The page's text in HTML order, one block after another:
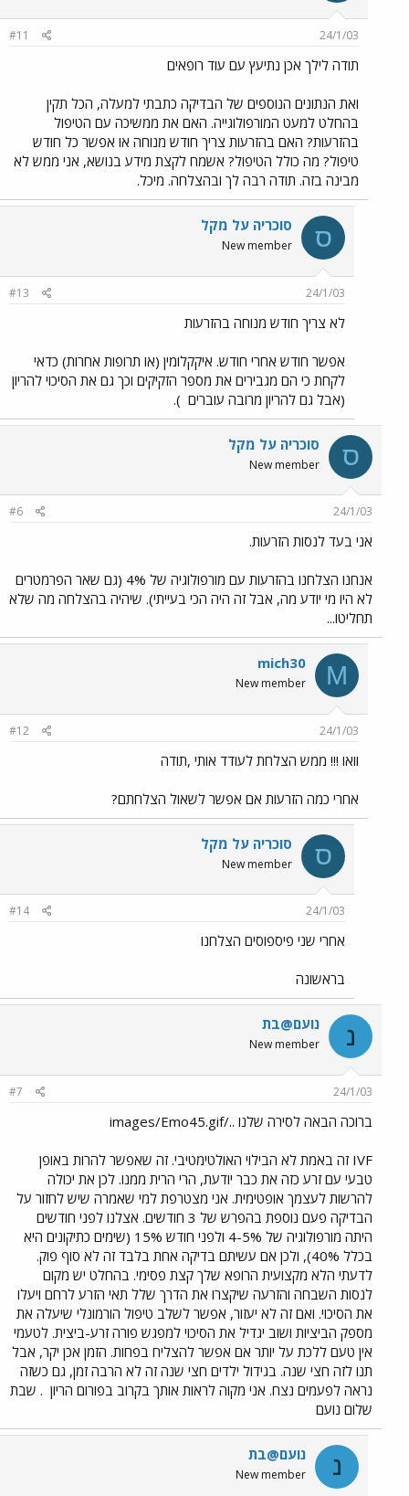
24/1/03
#11
תודה לילך אכן נתיעץ עם עוד רופאים
ואת הנתונים הנוספים של הבדיקה כתבתי למעלה, הכל תקין
בהחלט למעט המורפולוגייה. האם את ממשיכה עם הטיפול
בהזרעות? האם בהזרעות צריך חודש מנוחה או אפשר כל חודש
טיפול? מה כולל הטיפול? אשמח לקצת מידע בנושא, אני ממש לא
מבינה בזה. תודה רבה לך ובהצלחה. מיכל.
ס סוכריה על מקל
New member
24/1/03
#13
לא צריך חודש מנוחה בהזרעות
אפשר חודש אחרי חודש. איקקלומין (או תרופות אחרות) כדאי
לקחת כי הם מגבירים את מספר הזקיקים וכך גם את הסיכוי להריון
(אבל גם להריון מרובה עוברים ).
ס סוכריה על מקל
New member
24/1/03
#6
אני בעד לנסות הזרעות.
אנחנו הצלחנו בהזרעות עם מורפולוגיה של 4% (גם שאר הפרמטרים
לא היו מי יודע מה, אבל זה היה הכי בעייתי). שיהיה בהצלחה מה שלא
תחליטו...
M
mich30
New member
24/1/03
#12
וואו !!! ממש הצלחת לעודד אותי ,תודה
אחרי כמה הזרעות אם אפשר לשאול הצלחתם?
ס סוכריה על מקל
New member
24/1/03
#14
אחרי שני פיספוסים הצלחנו
בראשונה
נ נועם@בת
New member
24/1/03
#7
ברוכה הבאה לסירה שלנו ../images/Emo45.gif
IVF זה באמת לא הבילוי האולטימטיבי. זה שאפשר להרות באופן
טבעי עם זרע כזה את כבר יודעת, הרי הרית ממנו. לכן את יכולה
להרשות לעצמך אופטימית. אני מצטרפת למי שאמרה שיש לחזור על
הבדיקה פעם נוספת בהפרש של 3 חודשים. אצלנו לפני חודשים
היתה מורפולוגיה של 4-5% ולפני חודש 15% (שימים כתיקונים היא
בכלל 40%), ולכן אם עשיתם בדיקה אחת בלבד זה לא סוף פוק.
לדעתי הלא מקצועית הרופא שלך קצת פסימי. בהחלט יש מקום
לנסות השבחה והזרעה שיקצרו את הדרך שלל תאי הזרע לרחם ויעלו
את הסיכוי. ואם זה לא יעזור, אפשר לשלב טיפול הורמונלי שיעלה את
מספק הביציות ושוב יגדיל את הסיכוי למפגש פורה זרע-ביצית. לטעמי
אין טעם ללכת על יותר אם אפשר להצליח בפחות. הזמן אכן יקר, אבל
תנו לזה חצי שנה. בגידול ילדים חצי שנה זה לא הרבה זמן, גם כשזה
נראה לפעמים נצח. אני מקוה לראות אותך בקרוב בפורום הריון . שבת
שלום נועם
נ נועם@בת
New member